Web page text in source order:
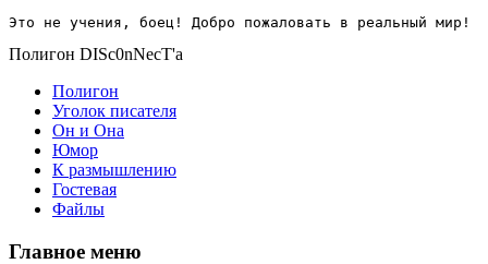
Это не учения, боец! Добро пожаловать в реальный мир!
Полигон DISc0nNecT'a
Полигон
Уголок писателя
Он и Она
Юмор
К размышлению
Гостевая
Файлы
Главное меню